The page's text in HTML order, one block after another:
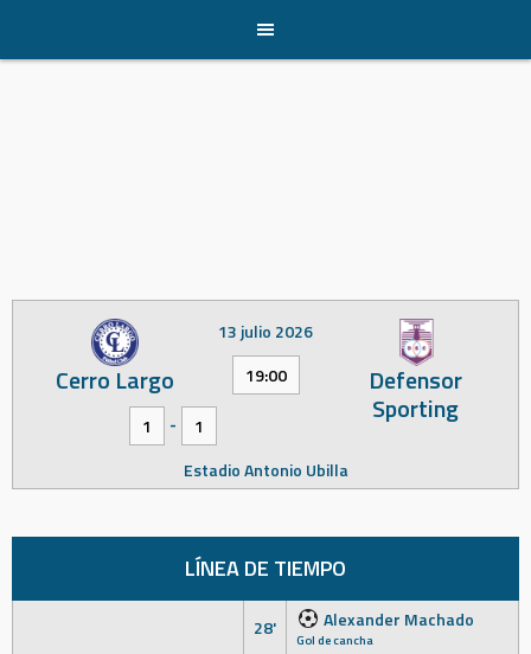
content
Cerro Largo Defensor
Sporting
13 julio 2026
19:00
1 -
1
Estadio Antonio Ubilla
LÍNEA DE TIEMPO
28' Alexander Machado
Gol de cancha